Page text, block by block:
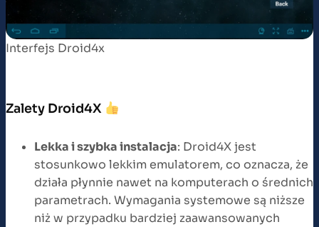
Interfejs Droid4x
Zalety Droid4X
Lekka i szybka instalacja: Droid4X jest
stosunkowo lekkim emulatorem, co oznacza, że
działa płynnie nawet na komputerach o średnich
parametrach. Wymagania systemowe są niższe
niż w przypadku bardziej zaawansowanych